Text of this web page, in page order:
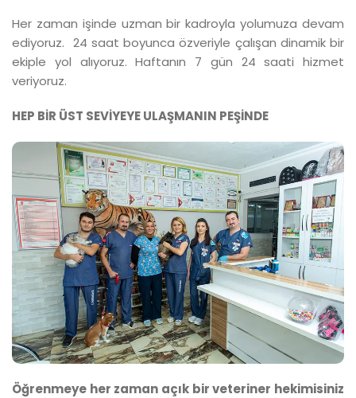
Her zaman işinde uzman bir kadroyla yolumuza devam
ediyoruz. 24 saat boyunca özveriyle çalışan dinamik bir
ekiple yol alıyoruz. Haftanın 7 gün 24 saati hizmet
veriyoruz.
HEP BİR ÜST SEVİYEYE ULAŞMANIN PEŞİNDE
Öğrenmeye her zaman açık bir veteriner hekimisiniz